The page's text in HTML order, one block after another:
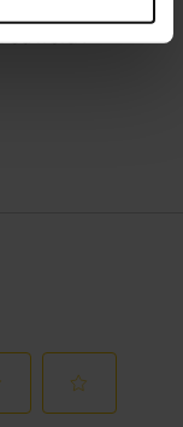
froid !